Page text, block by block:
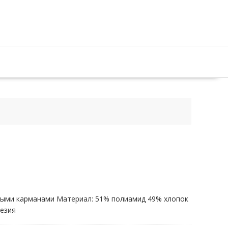
карманами Материал: 51% полиамид 49% хлопок